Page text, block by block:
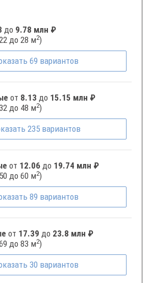
до 9.78 млн ₽
до 28 м2)
69 вариантов
от 8.13 до 15.15 млн ₽
до 48 м2)
235 вариантов
от 12.06 до 19.74 млн ₽
до 60 м2)
89 вариантов
от 17.39 до 23.8 млн ₽
до 83 м2)
30 вариантов